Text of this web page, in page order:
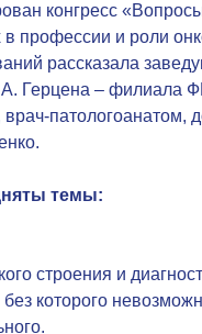
конгресс
профессии и роли
рассказала
Герцена – филиала
патологоанатом,
темы:
строения и
которого